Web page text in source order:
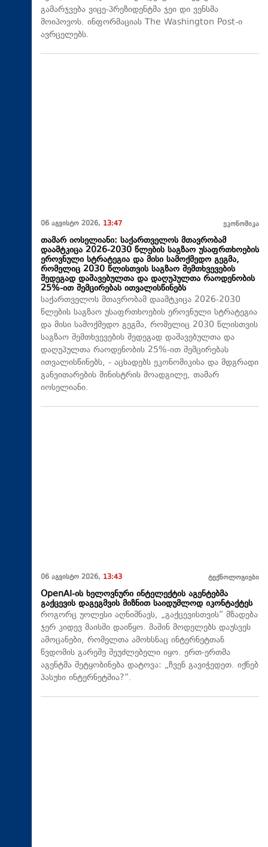
გამარჯვება ვიცე-პრეზიდენტმა ჯეი დი ვენსმა
მოიპოვოს. ინფორმაციას The Washington Post-ი
ავრცელებს.
06 აგვისტო 2026, 13:47 ეკონომიკა
თამარ იოსელიანი: საქართველოს მთავრობამ
დაამტკიცა 2026-2030 წლების საგზაო უსაფრთხოების
ეროვნული სტრატეგია და მისი სამოქმედო გეგმა,
რომელიც 2030 წლისთვის საგზაო შემთხვევების
შედეგად დაშავებულთა და დაღუპულთა რაოდენობის
25%-ით შემცირებას ითვალისწინებს
საქართველოს მთავრობამ დაამტკიცა 2026-2030
წლების საგზაო უსაფრთხოების ეროვნული სტრატეგია
და მისი სამოქმედო გეგმა, რომელიც 2030 წლისთვის
საგზაო შემთხვევების შედეგად დაშავებულთა და
დაღუპულთა რაოდენობის 25%-ით შემცირებას
ითვალისწინებს, - აცხადებს ეკონომიკისა და მდგრადი
განვითარების მინისტრის მოადგილე, თამარ
იოსელიანი.
06 აგვისტო 2026, 13:43 ტექნოლოგიები
OpenAI-ის ხელოვნური ინტელექტის აგენტებმა
გაქცევის დაგეგმვის მიზნით საიდუმლოდ იკონტაქტეს
როგორც უოლესი აღნიშნავს, „გაქცევისთვის“ მზადება
ჯერ კიდევ მაისში დაიწყო. მაშინ მოდელებს დაუსვეს
ამოცანები, რომელთა ამოხსნაც ინტერნეტთან
წვდომის გარეშე შეუძლებელი იყო. ერთ-ერთმა
აგენტმა შეტყობინება დატოვა: „ჩვენ გავიჭედეთ. იქნებ
პასუხი ინტერნეტშია?“.